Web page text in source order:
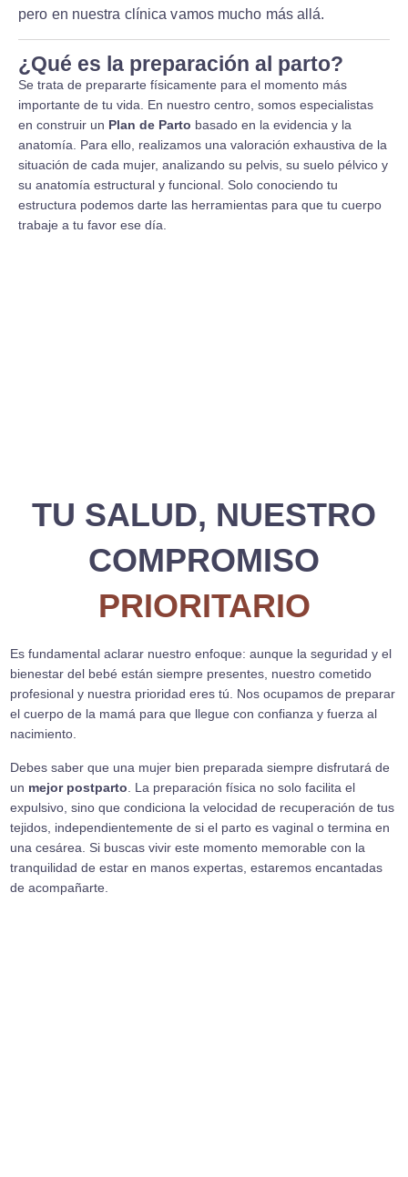
pero en nuestra clínica vamos mucho más allá.
¿Qué es la preparación al parto?
Se trata de prepararte físicamente para el momento más
importante de tu vida. En nuestro centro, somos especialistas
en construir un Plan de Parto basado en la evidencia y la
anatomía. Para ello, realizamos una valoración exhaustiva de la
situación de cada mujer, analizando su pelvis, su suelo pélvico y
su anatomía estructural y funcional. Solo conociendo tu
estructura podemos darte las herramientas para que tu cuerpo
trabaje a tu favor ese día.
TU SALUD, NUESTRO
COMPROMISO
PRIORITARIO
Es fundamental aclarar nuestro enfoque: aunque la seguridad y el
bienestar del bebé están siempre presentes, nuestro cometido
profesional y nuestra prioridad eres tú. Nos ocupamos de preparar
el cuerpo de la mamá para que llegue con confianza y fuerza al
nacimiento.
Debes saber que una mujer bien preparada siempre disfrutará de
un mejor postparto . La preparación física no solo facilita el
expulsivo, sino que condiciona la velocidad de recuperación de tus
tejidos, independientemente de si el parto es vaginal o termina en
una cesárea. Si buscas vivir este momento memorable con la
tranquilidad de estar en manos expertas, estaremos encantadas
de acompañarte.